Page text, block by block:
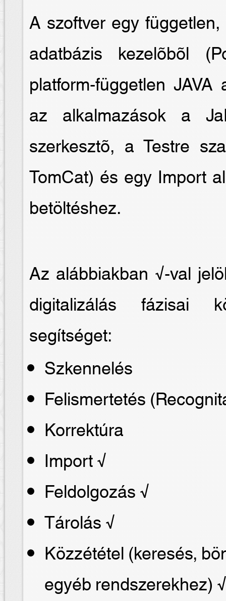
A szoftver egy
adatbázis kezelõbõl
platform-független
az alkalmazások a
szerkesztõ, a Testre
TomCat) és egy Import
betöltéshez.
Az alábbiakban √-val
digitalizálás fázisai
segítséget:
Szkennelés
Felismertetés
Korrektúra
Import √
Feldolgozás √
Tárolás √
Közzététel (keresés,
egyéb rendszerekhez) √